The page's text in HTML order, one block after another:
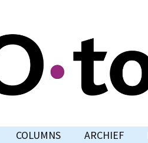
COLUMNS ARCHIEF